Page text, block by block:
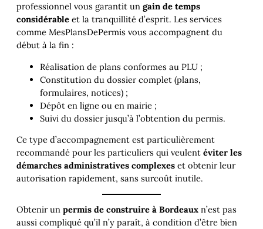
professionnel vous garantit un gain de temps
considérable et la tranquillité d’esprit. Les services
comme MesPlansDePermis vous accompagnent du
début à la fin :
Réalisation de plans conformes au PLU ;
Constitution du dossier complet (plans,
formulaires, notices) ;
Dépôt en ligne ou en mairie ;
Suivi du dossier jusqu’à l’obtention du permis.
Ce type d’accompagnement est particulièrement
recommandé pour les particuliers qui veulent éviter les
démarches administratives complexes et obtenir leur
autorisation rapidement, sans surcoût inutile.
Obtenir un permis de construire à Bordeaux n’est pas
aussi compliqué qu’il n’y paraît, à condition d’être bien